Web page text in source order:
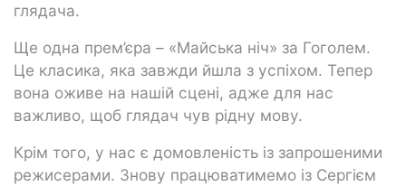
глядача.
Ще одна прем’єра – «Майська ніч» за Гоголем.
Це класика, яка завжди йшла з успіхом. Тепер
вона оживе на нашій сцені, адже для нас
важливо, щоб глядач чув рідну мову.
Крім того, у нас є домовленість із запрошеними
режисерами. Знову працюватимемо із Сергієм